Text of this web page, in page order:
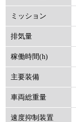
ミッション
排気量
稼働時間(h)
主要装備
車両総重量
速度抑制装置